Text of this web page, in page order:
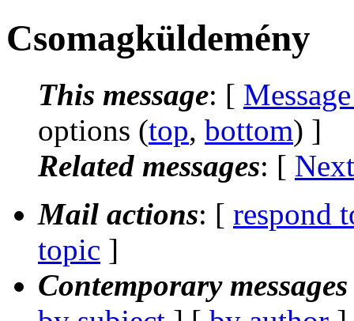
Csomagküldemény
This message: [
options (top, bottom) ]
Related messages: [
Mail actions: [ respond
topic ]
Contemporary